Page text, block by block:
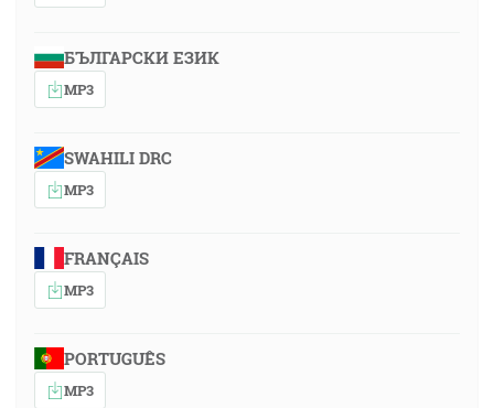
БЪЛГАРСКИ ЕЗИК
MP3
SWAHILI DRC
MP3
FRANÇAIS
MP3
PORTUGUÊS
MP3